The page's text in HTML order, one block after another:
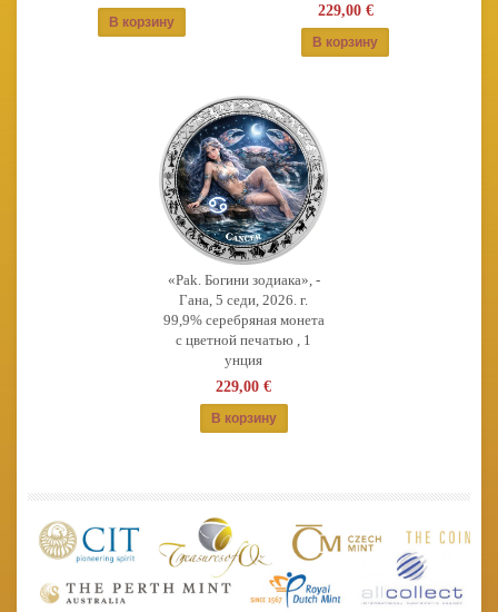
229,00 €
«Рak. Богини зодиака», -
Гана, 5 седи, 2026. г.
99,9% серебряная монета
с цветной печатью , 1
унция
229,00 €